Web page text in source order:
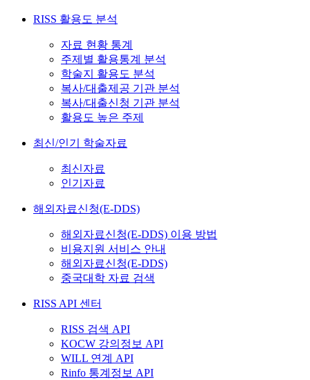
RISS 활용도 분석
자료 현황 통계
주제별 활용통계 분석
학술지 활용도 분석
복사/대출제공 기관 분석
복사/대출신청 기관 분석
활용도 높은 주제
최신/인기 학술자료
최신자료
인기자료
해외자료신청(E-DDS)
해외자료신청(E-DDS) 이용 방법
비용지원 서비스 안내
해외자료신청(E-DDS)
중국대학 자료 검색
RISS API 센터
RISS 검색 API
KOCW 강의정보 API
WILL 연계 API
Rinfo 통계정보 API